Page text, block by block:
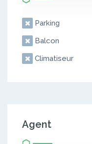
Parking
Balcon
Climatiseur
Agent